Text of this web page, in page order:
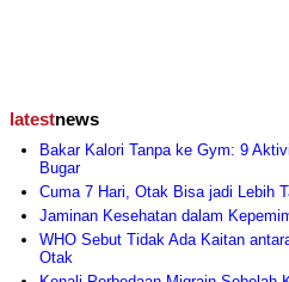
latestnews
Bakar Kalori Tanpa ke Gym: 9
Bugar
Cuma 7 Hari, Otak Bisa jadi Lebih
Jaminan Kesehatan dalam
WHO Sebut Tidak Ada Kaitan
Otak